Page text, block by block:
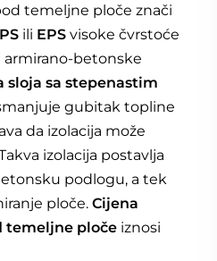
temeljne ploče znači
ili EPS visoke čvrstoće
armirano-betonske
sloja sa stepenastim
gubitak topline
da izolacija može
izolacija postavlja
podlogu, a tek
ploče. Cijena
temeljne ploče iznosi